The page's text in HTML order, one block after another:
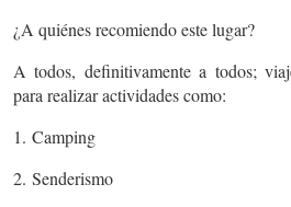
¿A quiénes recomiendo este lugar?
A todos, definitivamente a todos;
para realizar actividades como:
1. Camping
2. Senderismo